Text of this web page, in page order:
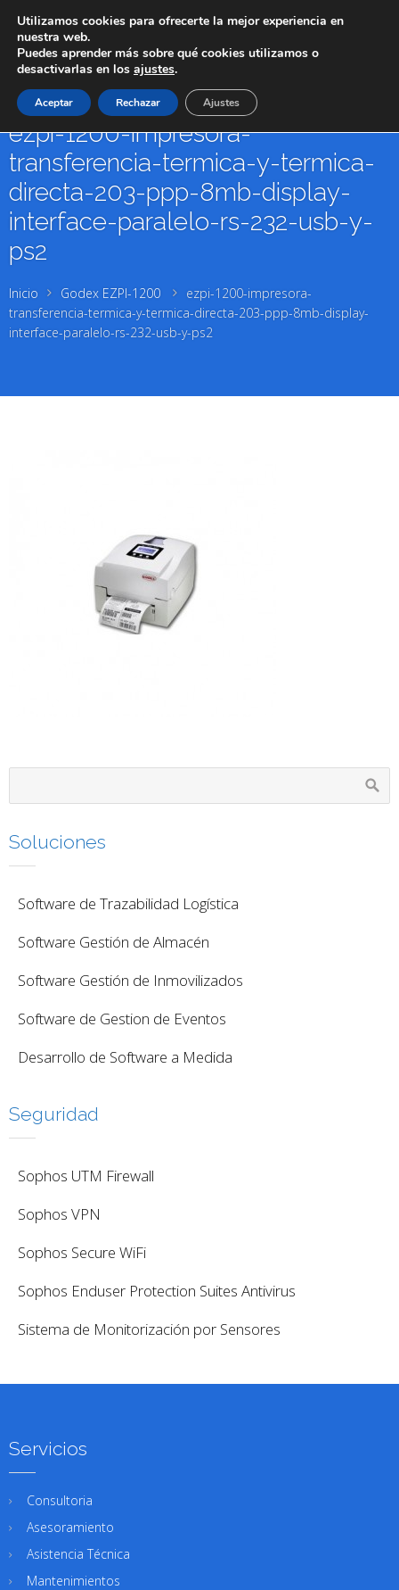
ezpi-1200-impresora-
transferencia-termica-y-termica-
directa-203-ppp-8mb-display-
interface-paralelo-rs-232-usb-y-
ps2
Inicio Godex EZPI-1200
ezpi-1200-impresora-
transferencia-termica-y-termica-directa-203-ppp-8mb-display-
interface-paralelo-rs-232-usb-y-ps2
Soluciones
Software de Trazabilidad Logística
Software Gestión de Almacén
Software Gestión de Inmovilizados
Software de Gestion de Eventos
Desarrollo de Software a Medida
Seguridad
Sophos UTM Firewall
Sophos VPN
Sophos Secure WiFi
Sophos Enduser Protection Suites Antivirus
Sistema de Monitorización por Sensores
Servicios
Consultoria
Asesoramiento
Asistencia Técnica
Mantenimientos
Utilizamos cookies para ofrecerte la mejor experiencia en
nuestra web.
Puedes aprender más sobre qué cookies utilizamos o
desactivarlas en los ajustes.
Aceptar Rechazar Ajustes